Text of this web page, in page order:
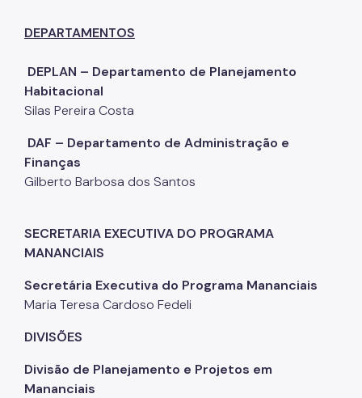
DEPARTAMENTOS
DEPLAN – Departamento de Planejamento
Habitacional
Silas Pereira Costa
DAF – Departamento de Administração e
Finanças
Gilberto Barbosa dos Santos
SECRETARIA EXECUTIVA DO PROGRAMA
MANANCIAIS
Secretária Executiva do Programa Mananciais
Maria Teresa Cardoso Fedeli
DIVISÕES
Divisão de Planejamento e Projetos em
Mananciais